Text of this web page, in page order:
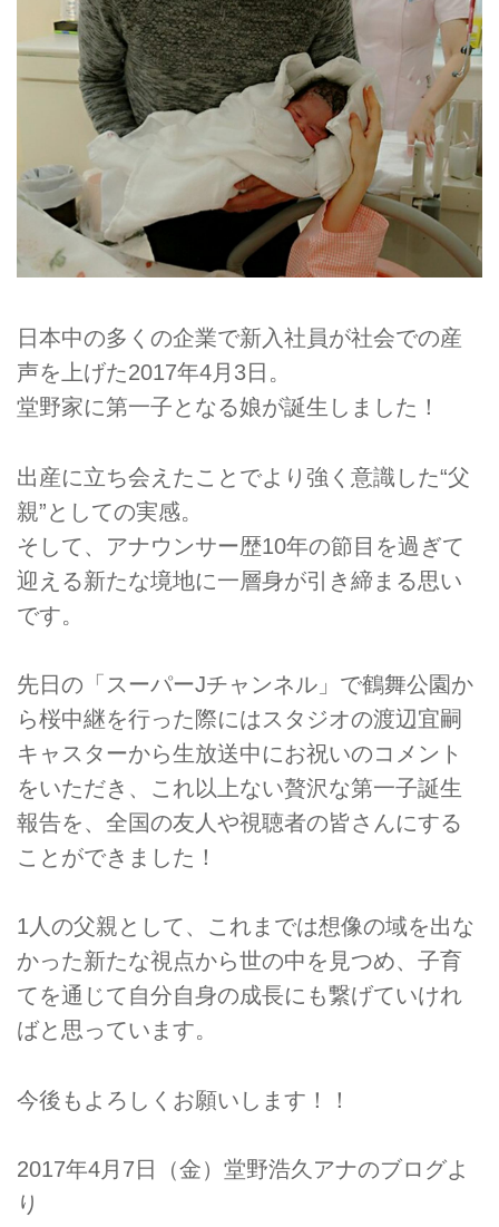
日本中の多くの企業で新入社員が社会での産
声を上げた2017年4月3日。
堂野家に第一子となる娘が誕生しました！
出産に立ち会えたことでより強く意識した“父
親”としての実感。
そして、アナウンサー歴10年の節目を過ぎて
迎える新たな境地に一層身が引き締まる思い
です。
先日の「スーパーJチャンネル」で鶴舞公園か
ら桜中継を行った際にはスタジオの渡辺宜嗣
キャスターから生放送中にお祝いのコメント
をいただき、これ以上ない贅沢な第一子誕生
報告を、全国の友人や視聴者の皆さんにする
ことができました！
1人の父親として、これまでは想像の域を出な
かった新たな視点から世の中を見つめ、子育
てを通じて自分自身の成長にも繋げていけれ
ばと思っています。
今後もよろしくお願いします！！
2017年4月7日（金）堂野浩久アナのブログよ
り